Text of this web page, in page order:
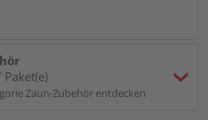
Zaun-Zubehör entdecken